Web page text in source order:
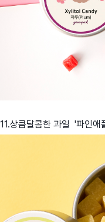
11.상큼달콤한 과일 '파인애